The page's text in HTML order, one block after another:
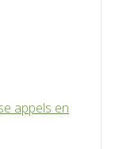
appels en